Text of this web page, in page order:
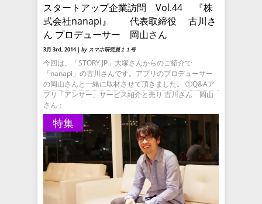
スタートアップ企業訪問 Vol.44 『株
式会社nanapi』 代表取締役 古川さ
ん プロデューサー 岡山さん
3月 3rd, 2014 | by スマホ研究員１１号
今回は、「STORY.JP」大塚さんからのご紹介で
「nanapi」の古川さんです。アプリのプロデューサー
の岡山さんと一緒に取材させて頂きました。 ①Q&Aア
プリ「アンサー」サービス紹介と売り 古川さん 岡山
さん：
特集